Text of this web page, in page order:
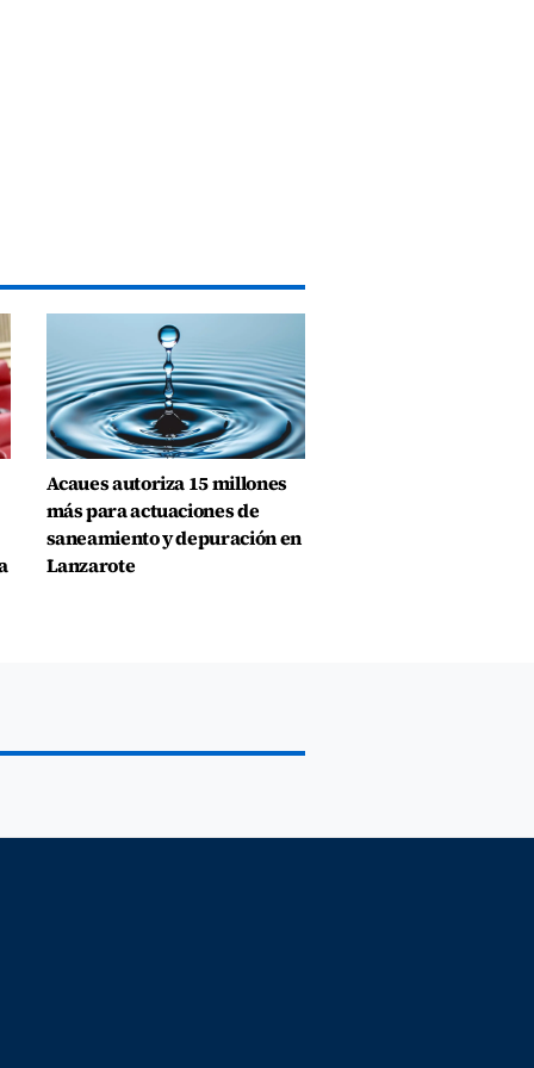
Acaues autoriza 15 millones
más para actuaciones de
saneamiento y depuración en
Lanzarote